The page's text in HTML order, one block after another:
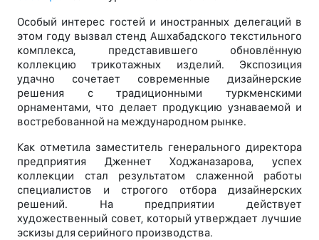
Особый интерес гостей и иностранных делегаций в
этом году вызвал стенд Ашхабадского текстильного
комплекса, представившего обновлённую
коллекцию трикотажных изделий. Экспозиция
удачно сочетает современные дизайнерские
решения с традиционными туркменскими
орнаментами, что делает продукцию узнаваемой и
востребованной на международном рынке.
Как отметила заместитель генерального директора
предприятия Дженнет Ходжаназарова, успех
коллекции стал результатом слаженной работы
специалистов и строгого отбора дизайнерских
решений. На предприятии действует
художественный совет, который утверждает лучшие
эскизы для серийного производства.